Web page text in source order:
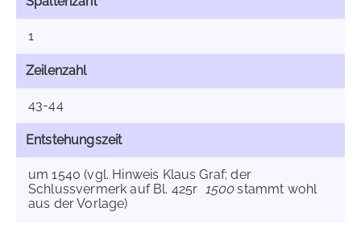
1
Zeilenzahl
43-44
Entstehungszeit
um 1540 (vgl. Hinweis Klaus Graf; der
Schlussvermerk auf Bl. 425r 1500stammt wohl
aus der Vorlage)